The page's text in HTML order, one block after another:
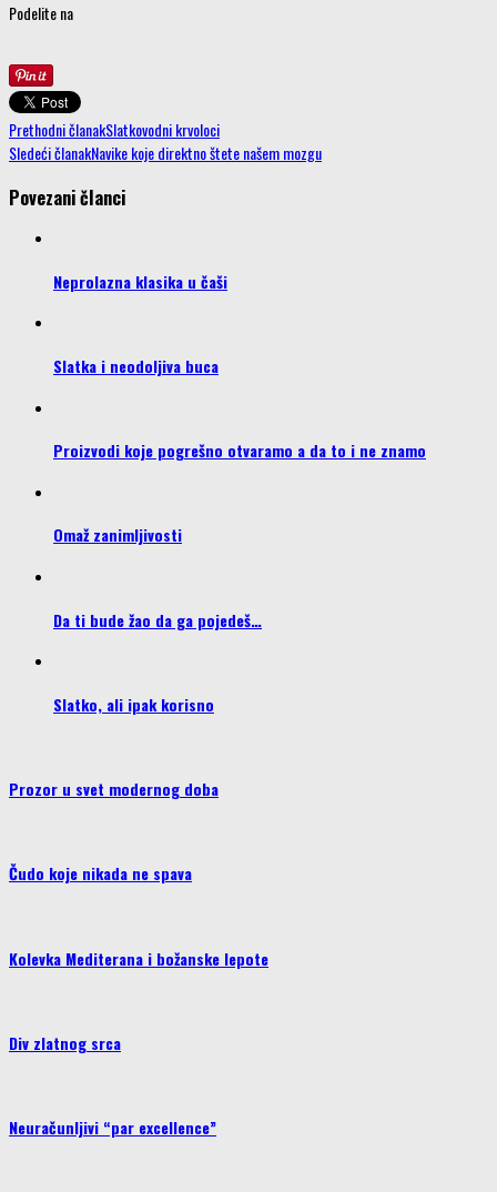
Podelite na
Prethodni članakSlatkovodni krvoloci
Sledeći članakNavike koje direktno štete našem mozgu
Povezani članci
Neprolazna klasika u čaši
Slatka i neodoljiva buca
Proizvodi koje pogrešno otvaramo a da to i ne znamo
Omaž zanimljivosti
Da ti bude žao da ga pojedeš…
Slatko, ali ipak korisno
Prozor u svet modernog doba
Čudo koje nikada ne spava
Kolevka Mediterana i božanske lepote
Div zlatnog srca
Neuračunljivi “par excellence”